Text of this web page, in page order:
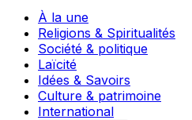
À la une
Religions & Spiritualités
Société & politique
Laïcité
Idées & Savoirs
Culture & patrimoine
International